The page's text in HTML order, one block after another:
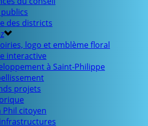
des districts
logo et emblème floral
interactive
à Saint-Philippe
projets
Phil citoyen